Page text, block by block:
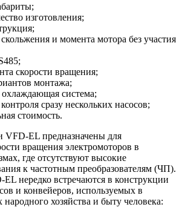
изготовления;
и момента мотора без участия
скорости вращения;
монтажа;
система;
сразу нескольких насосов;
стоимость.
VFD-EL предназначены для
вращения электромоторов в
где отсутствуют высокие
к частотным преобразователям (ЧП).
нередко встречаются в конструкции
и конвейеров, используемых в
народного хозяйства и быту человека: